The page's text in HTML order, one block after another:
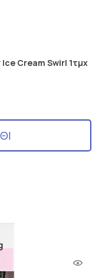
Cream Swirl 1τμχ